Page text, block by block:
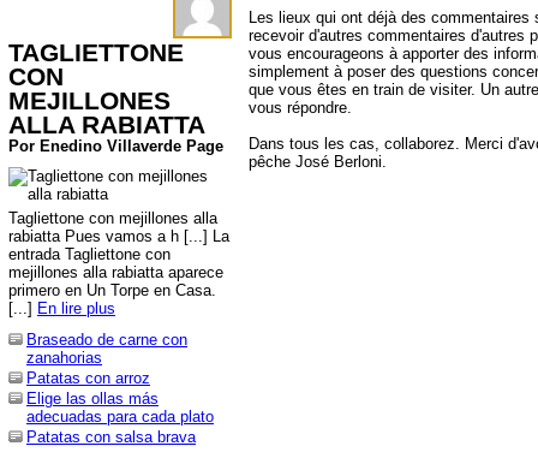
TAGLIETTONE
CON
MEJILLONES
ALLA RABIATTA
Por Enedino Villaverde Page
Tagliettone con mejillones alla
rabiatta Pues vamos a h [...] La
entrada Tagliettone con
mejillones alla rabiatta aparece
primero en Un Torpe en Casa.
[...] En lire plus
Braseado de carne con
zanahorias
Patatas con arroz
Elige las ollas más
adecuadas para cada plato
Patatas con salsa brava
Les lieux qui ont déjà des
recevoir d'autres commentaires d'autres
vous encourageons à apporter des
simplement à poser des questions
que vous êtes en train de visiter. Un
vous répondre.
Dans tous les cas, collaborez. Merci
pêche José Berloni.